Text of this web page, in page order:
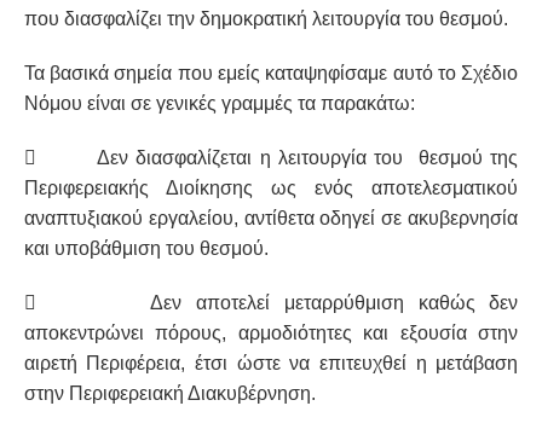
που διασφαλίζει την δημοκρατική λειτουργία του θεσμού.
Τα βασικά σημεία που εμείς καταψηφίσαμε αυτό το Σχέδιο
Νόμου είναι σε γενικές γραμμές τα παρακάτω:

Δεν διασφαλίζεται η λειτουργία του θεσμού της
Περιφερειακής Διοίκησης ως ενός αποτελεσματικού
αναπτυξιακού εργαλείου, αντίθετα οδηγεί σε ακυβερνησία
και υποβάθμιση του θεσμού.

Δεν αποτελεί μεταρρύθμιση καθώς δεν
αποκεντρώνει πόρους, αρμοδιότητες και εξουσία στην
αιρετή Περιφέρεια, έτσι ώστε να επιτευχθεί η μετάβαση
στην Περιφερειακή Διακυβέρνηση.